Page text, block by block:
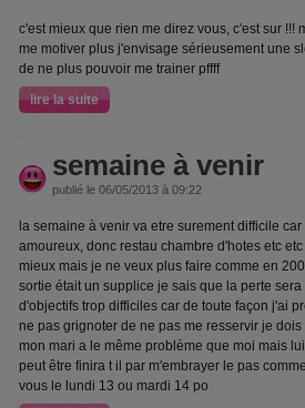
c'est mieux que rien me direz vous, c'est sur !!!
me motiver plus j'envisage sérieusement une
de ne plus pouvoir me trainer pffff
lire la suite
semaine à venir
publié le 06/05/2013 à 09:22
la semaine à venir va etre surement difficile
amoureux, donc restau chambre d'hotes etc
mieux mais je ne veux plus faire comme en
sortie était un supplice je sais que la perte
d'objectifs trop difficiles car de toute façon j'ai
ne pas grignoter de ne pas me resservir je
mon mari a le même problème que moi mais
peut être finira t il par m'embrayer le pas
vous le lundi 13 ou mardi 14 po